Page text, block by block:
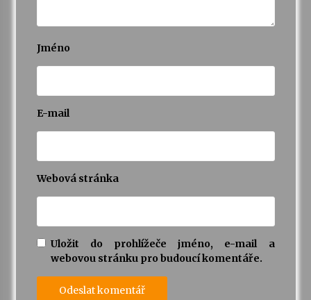
Jméno
E-mail
Webová stránka
Uložit do prohlížeče jméno, e-mail a
webovou stránku pro budoucí komentáře.